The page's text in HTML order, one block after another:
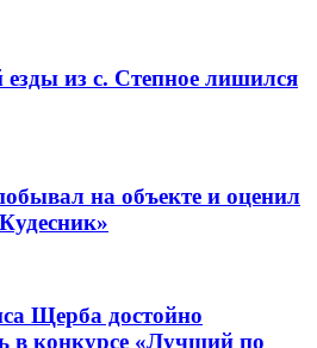
из с. Степное лишился
на объекте и оценил
Щерба достойно
в конкурсе «Лучший по